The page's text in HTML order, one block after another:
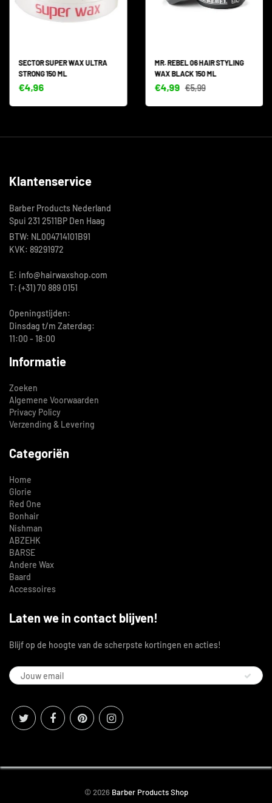
SECTOR SUPER WAX ULTRA
STRONG 150 ML
€4,96
MR. REBEL 06 HAIR STYLING
WAX BLACK 150 ML
€4,99 €5,99
Klantenservice
Barber Products Nederland
Spui 231 2511BP Den Haag
BTW: NL004714101B91
KVK: 89291972
E: info@hairwaxshop.com
T: (+31) 70 889 0151
Openingstijden:
Dinsdag t/m Zaterdag:
11:00 - 18:00
Informatie
Zoeken
Algemene Voorwaarden
Privacy Policy
Verzending & Levering
Categoriën
Home
Glorie
Red One
Bonhair
Nishman
ABZEHK
BARSE
Andere Wax
Baard
Accessoires
Laten we in contact blijven!
Blijf op de hoogte van de scherpste kortingen en acties!
© 2026 Barber Products Shop